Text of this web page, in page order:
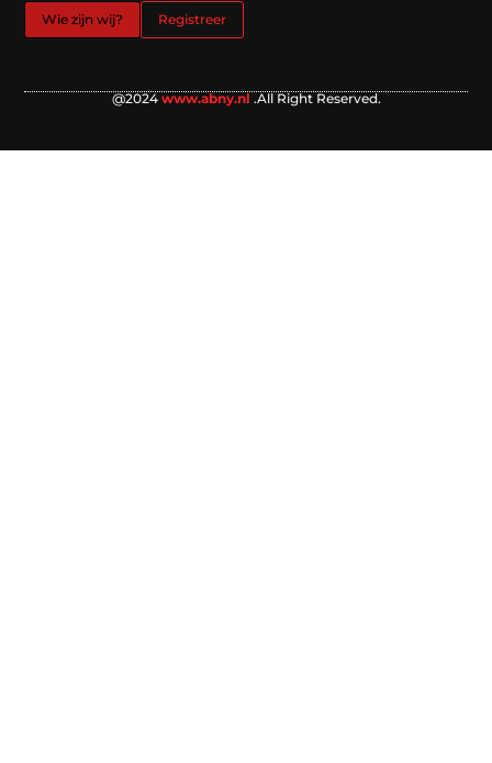
Wie zijn wij? Registreer
@2024 www.abny.nl .All Right Reserved.